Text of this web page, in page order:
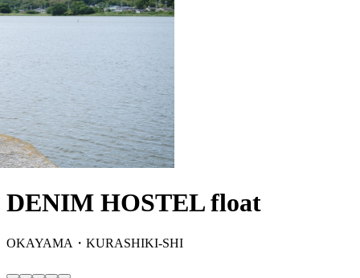
DENIM HOSTEL float
OKAYAMA・KURASHIKI-SHI